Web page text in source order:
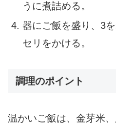
うに煮詰める。
器にご飯を盛り、3
セリをかける。
調理のポイント
温かいご飯は、金芽米